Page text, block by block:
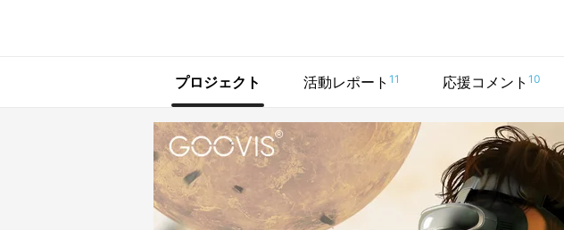
プロジェクト 活動レポート 11 応援コメント 10